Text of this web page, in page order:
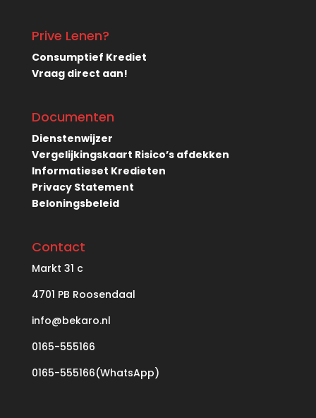
Prive Lenen?
Consumptief Krediet
Vraag direct aan!
Documenten
Dienstenwijzer
Vergelijkingskaart Risico’s afdekken
Informatieset Kredieten
Privacy Statement
Beloningsbeleid
Contact
Markt 31 c
4701 PB Roosendaal
info@bekaro.nl
0165-555166
0165-555166(WhatsApp)